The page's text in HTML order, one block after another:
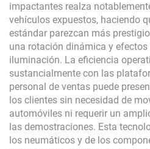
impactantes realza
vehículos expuestos, haciendo
estándar parezcan más
una rotación dinámica y efectos
iluminación. La eficiencia
sustancialmente con las
personal de ventas puede
los clientes sin necesidad de
automóviles ni requerir un
las demostraciones. Esta
los neumáticos y de los